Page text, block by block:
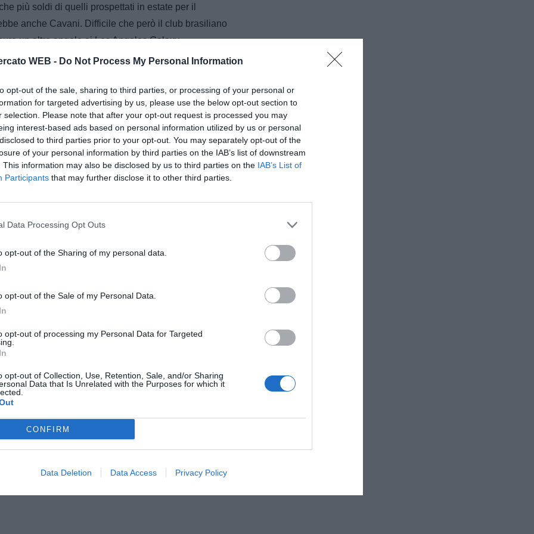
WEB - Do Not Process My Personal Information
opt-out of the sale, sharing to third parties, or processing of your personal or
for targeted advertising by us, please use the below opt-out section to
selection. Please note that after your opt-out request is processed you may
interest-based ads based on personal information utilized by us or personal
to third parties prior to your opt-out. You may separately opt-out of the
of your personal information by third parties on the IAB’s list of downstream
This information may also be disclosed by us to third parties on the IAB’s List of
Participants that may further disclose it to other third parties.
Data Processing Opt Outs
opt-out of the Sharing of my personal data.
opt-out of the Sale of my Personal Data.
opt-out of processing my Personal Data for Targeted
opt-out of Collection, Use, Retention, Sale, and/or Sharing
Data that Is Unrelated with the Purposes for which it
CONFIRM
Data Deletion Data Access Privacy Policy
più soldi di quelli prospettati in estate per il
anche Cavani. Difficile che però il club brasiliano
un altro angelo ai Los Angeles Galaxy.
della tua squadra. Attiva
DAZN!